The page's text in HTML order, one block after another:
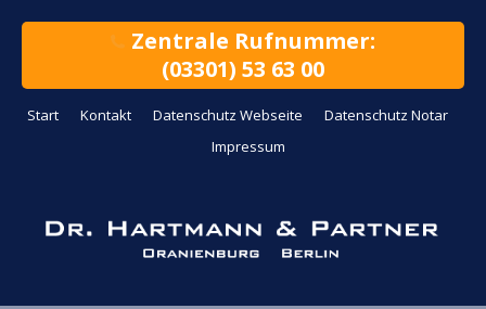
Zentrale Rufnummer:
(03301) 53 63 00
Start Kontakt Datenschutz Webseite
Datenschutz Notar
Impressum